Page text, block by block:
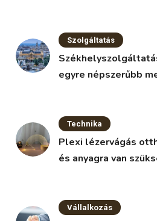
Szolgáltatás
egyre népszerűbb
Technika
Plexi lézervágás
és anyagra van
Vállalkozás